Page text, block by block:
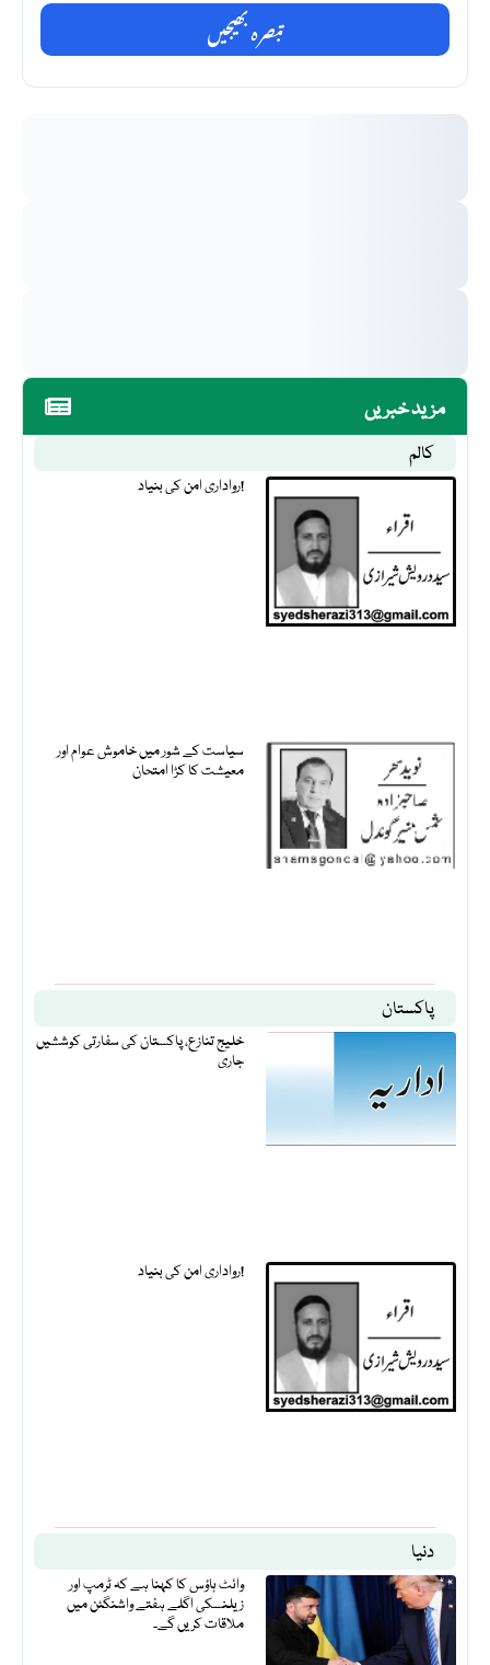
مزید خبریں
کالم
رواداری امن کی بنیاد!
سیاست کے شور میں خاموش عوام اور
معیشت کا کڑا امتحان
پاکستان
خلیج تنازع، پاکستان کی سفارتی کوششیں
جاری
رواداری امن کی بنیاد!
دنیا
وائٹ ہاؤس کا کہنا ہے کہ ٹرمپ اور
زیلنسکی اگلے ہفتے واشنگٹن میں
ملاقات کریں گے۔
تبصرہ بھیجیں